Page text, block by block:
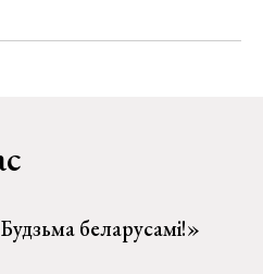
беларусамі!»